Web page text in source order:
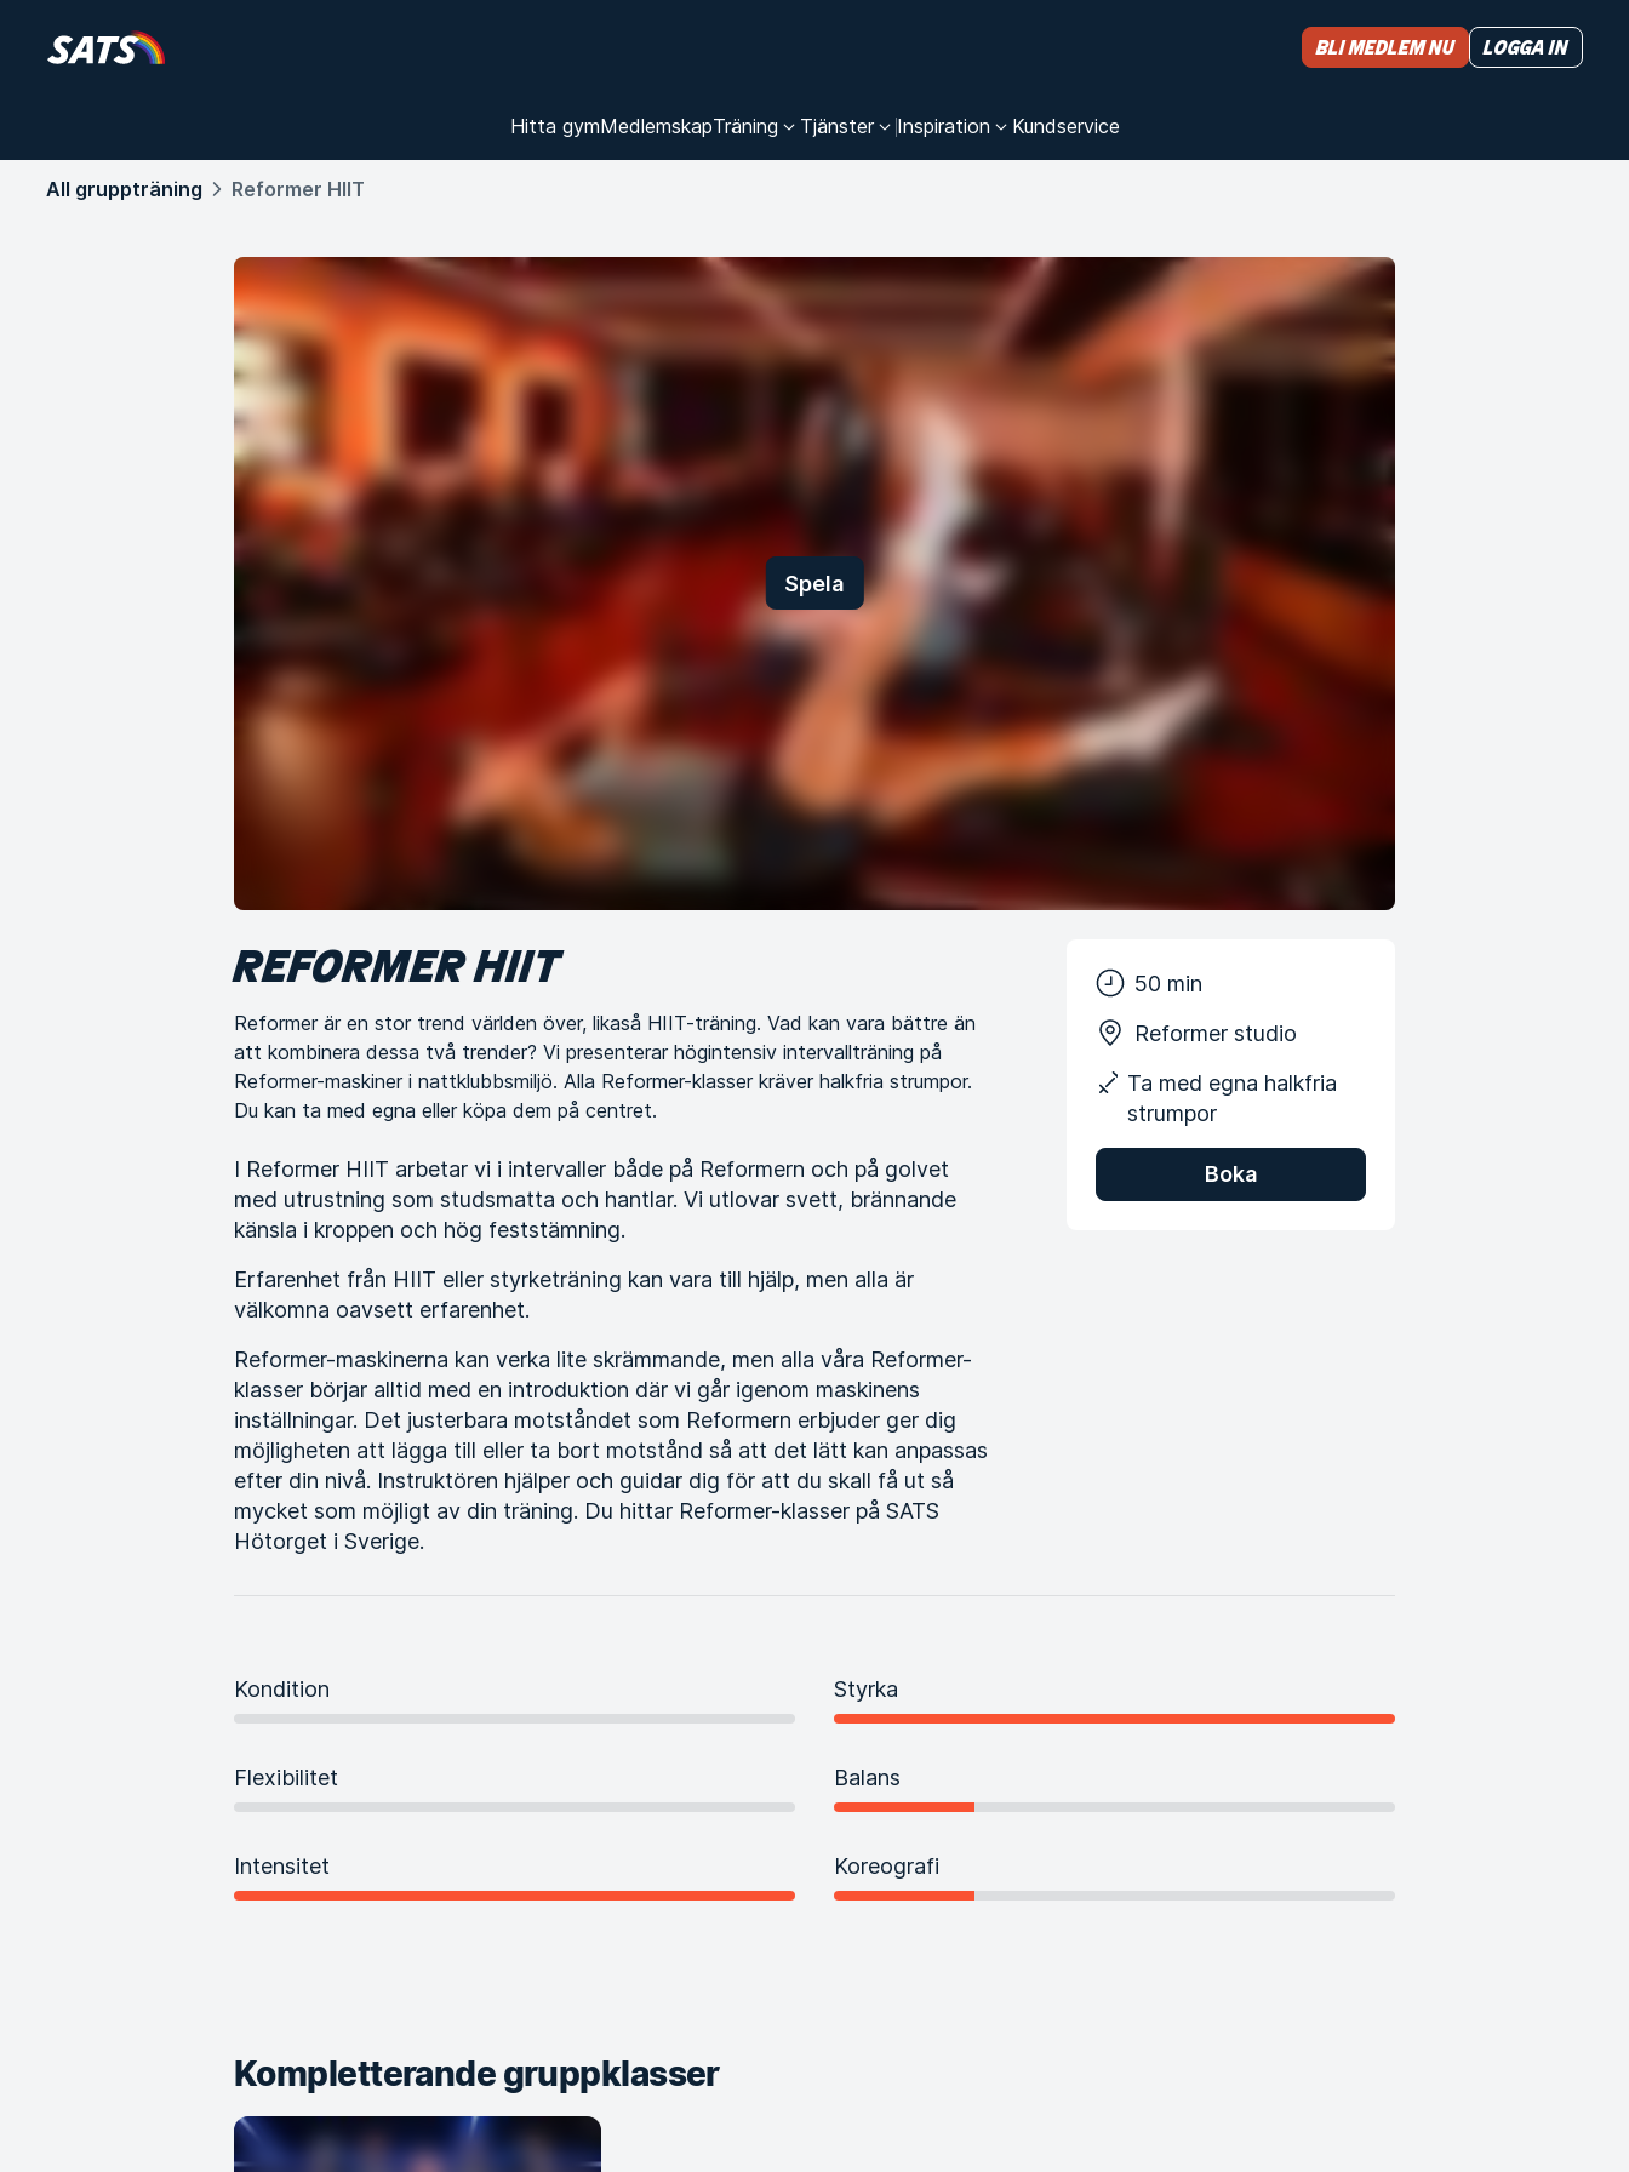
Hitta gymMedlemskapTräning Tjänster Inspiration Kundservice
Bli medlem nu Logga in
All gruppträning Reformer HIIT
Spela
50 min
Reformer studio
Ta med egna halkfria
strumpor
Boka
REFORMER HIIT
Reformer är en stor trend världen över, likaså HIIT-träning. Vad kan vara bättre än
att kombinera dessa två trender? Vi presenterar högintensiv intervallträning på
Reformer-maskiner i nattklubbsmiljö. Alla Reformer-klasser kräver halkfria strumpor.
Du kan ta med egna eller köpa dem på centret.
I Reformer HIIT arbetar vi i intervaller både på Reformern och på golvet
med utrustning som studsmatta och hantlar. Vi utlovar svett, brännande
känsla i kroppen och hög feststämning.
Erfarenhet från HIIT eller styrketräning kan vara till hjälp, men alla är
välkomna oavsett erfarenhet.
Reformer-maskinerna kan verka lite skrämmande, men alla våra Reformer-
klasser börjar alltid med en introduktion där vi går igenom maskinens
inställningar. Det justerbara motståndet som Reformern erbjuder ger dig
möjligheten att lägga till eller ta bort motstånd så att det lätt kan anpassas
efter din nivå. Instruktören hjälper och guidar dig för att du skall få ut så
mycket som möjligt av din träning. Du hittar Reformer-klasser på SATS
Hötorget i Sverige.
Kondition Styrka
Flexibilitet Balans
Intensitet Koreografi
Kompletterande gruppklasser